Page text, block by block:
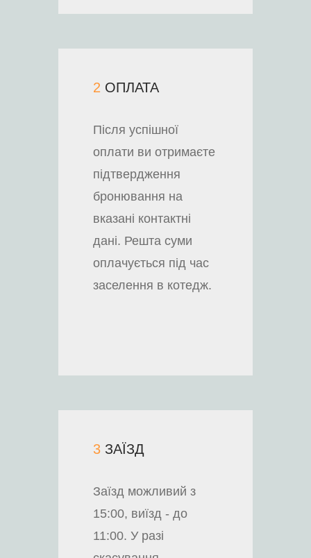
Після успішної
оплати ви отримаєте
підтвердження
бронювання на
вказані контактні
дані. Решта суми
оплачується під час
заселення в котедж.
2 ОПЛАТА
3 ЗАЇЗД
Заїзд можливий з
15:00, виїзд - до
11:00. У разі